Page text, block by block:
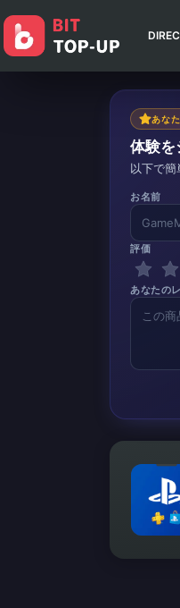
あな
体験を
以下で簡
お名前
評価
あなたの